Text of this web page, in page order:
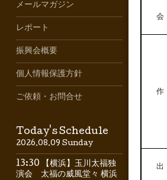
会
作
出
メールマガジン
レポート
振興会概要
個人情報保護方針
ご依頼・お問合せ
Today's Schedule
2026.08.09 Sunday
13:30 【横浜】玉川太福独
演会 太福の威風堂々 横浜